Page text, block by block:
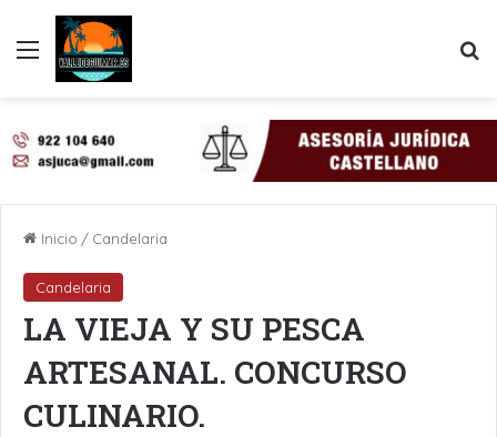
Menú
Inicio / Candelaria
Candelaria
LA VIEJA Y SU PESCA
ARTESANAL. CONCURSO
CULINARIO.